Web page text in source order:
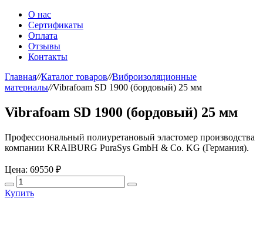
О нас
Сертификаты
Оплата
Отзывы
Контакты
Главная//Каталог товаров//Виброизоляционные
материалы//Vibrafoam SD 1900 (бордовый) 25 мм
Vibrafoam SD 1900 (бордовый) 25 мм
Профессиональный полиуретановый эластомер производства
компании KRAIBURG PuraSys GmbH & Co. KG (Германия).
Цена: 69550 ₽
Купить